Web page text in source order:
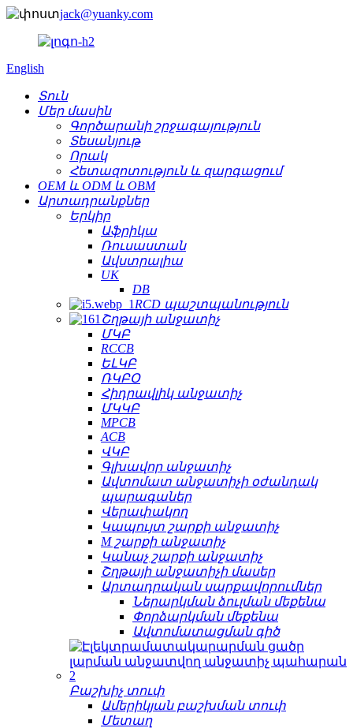
jack@yuanky.com
English
Տուն
Մեր մասին
Գործարանի շրջագայություն
Տեսանյութ
Որակ
Հետազոտություն և զարգացում
OEM և ODM և OBM
Արտադրանքներ
Երկիր
Աֆրիկա
Ռուսաստան
Ավստրալիա
UK
DB
RCD պաշտպանություն
Շղթայի անջատիչ
ՄԿԲ
RCCB
ԵԼԿԲ
ՌԿԲՕ
Հիդրավլիկ անջատիչ
ՄԿԿԲ
MPCB
ACB
ՎԿԲ
Գլխավոր անջատիչ
Ավտոմատ անջատիչի օժանդակ
պարագաներ
Վերափակող
Կապույտ շարքի անջատիչ
M շարքի անջատիչ
Կանաչ շարքի անջատիչ
Շղթայի անջատիչի մասեր
Արտադրական սարքավորումներ
Ներարկման ձուլման մեքենա
Փորձարկման մեքենա
Ավտոմատացման գիծ
Բաշխիչ տուփ
Ամերիկյան բաշխման տուփ
Մետաղ